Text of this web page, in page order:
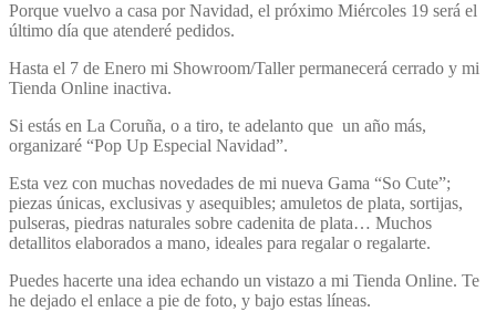
Porque vuelvo a casa por Navidad, el próximo Miércoles 19 será el
último día que atenderé pedidos.
Hasta el 7 de Enero mi Showroom/Taller permanecerá cerrado y mi
Tienda Online inactiva.
Si estás en La Coruña, o a tiro, te adelanto que un año más,
organizaré “Pop Up Especial Navidad”.
Esta vez con muchas novedades de mi nueva Gama “So Cute”;
piezas únicas, exclusivas y asequibles; amuletos de plata, sortijas,
pulseras, piedras naturales sobre cadenita de plata… Muchos
detallitos elaborados a mano, ideales para regalar o regalarte.
Puedes hacerte una idea echando un vistazo a mi Tienda Online. Te
he dejado el enlace a pie de foto, y bajo estas líneas.